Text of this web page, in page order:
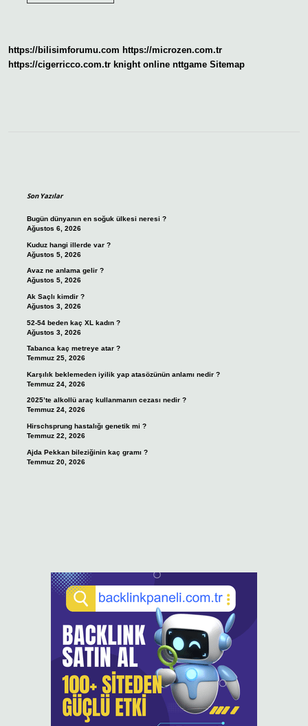
https://bilisimforumu.com https://microzen.com.tr
https://cigerricco.com.tr knight online nttgame Sitemap
Son Yazılar
Bugün dünyanın en soğuk ülkesi neresi ?
Ağustos 6, 2026
Kuduz hangi illerde var ?
Ağustos 5, 2026
Avaz ne anlama gelir ?
Ağustos 5, 2026
Ak Saçlı kimdir ?
Ağustos 3, 2026
52-54 beden kaç XL kadın ?
Ağustos 3, 2026
Tabanca kaç metreye atar ?
Temmuz 25, 2026
Karşılık beklemeden iyilik yap atasözünün anlamı nedir ?
Temmuz 24, 2026
2025’te alkollü araç kullanmanın cezası nedir ?
Temmuz 24, 2026
Hirschsprung hastalığı genetik mi ?
Temmuz 22, 2026
Ajda Pekkan bileziğinin kaç gramı ?
Temmuz 20, 2026